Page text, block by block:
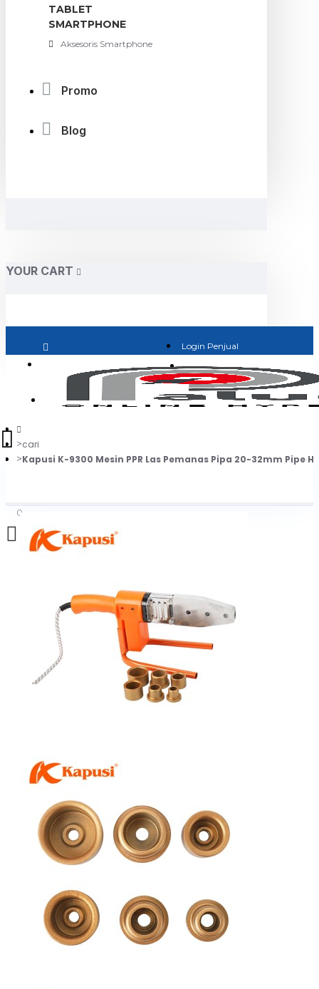
TABLET
SMARTPHONE
Aksesoris Smartphone
Promo
Blog
YOUR CART
Login Penjual
Jadi Penjual
0
cari
Kapusi K-9300 Mesin PPR Las Pemanas Pipa 20-32mm Pipe